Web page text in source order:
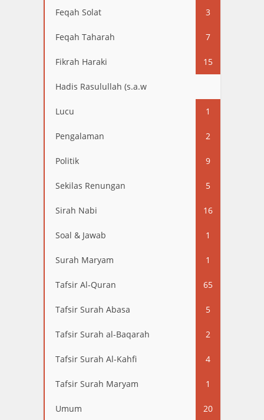
Feqah Solat 3
Feqah Taharah 7
Fikrah Haraki 15
Hadis Rasulullah (s.a.w
Lucu 1
Pengalaman 2
Politik 9
Sekilas Renungan 5
Sirah Nabi 16
Soal & Jawab 1
Surah Maryam 1
Tafsir Al-Quran 65
Tafsir Surah Abasa 5
Tafsir Surah al-Baqarah 2
Tafsir Surah Al-Kahfi 4
Tafsir Surah Maryam 1
Umum 20